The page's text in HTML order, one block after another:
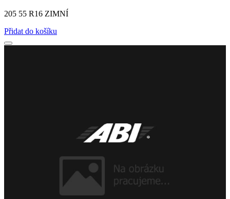
205 55 R16 ZIMNÍ
Přidat do košíku